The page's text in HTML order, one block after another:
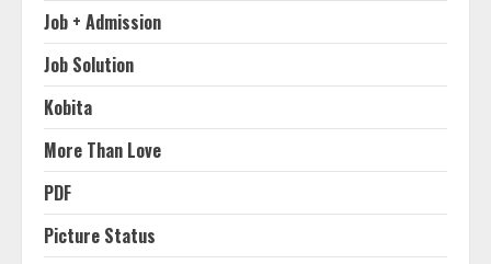
Job + Admission
Job Solution
Kobita
More Than Love
PDF
Picture Status